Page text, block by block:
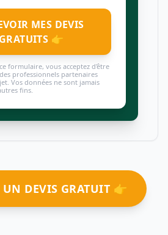
MES DEVIS
GRATUITS 👉
formulaire, vous acceptez d'être
professionnels partenaires
Vos données ne sont jamais
fins.
UN DEVIS GRATUIT 👉